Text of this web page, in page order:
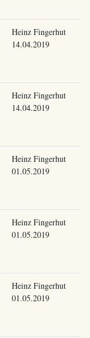
Heinz Fingerhut
14.04.2019
Heinz Fingerhut
14.04.2019
Heinz Fingerhut
01.05.2019
Heinz Fingerhut
01.05.2019
Heinz Fingerhut
01.05.2019